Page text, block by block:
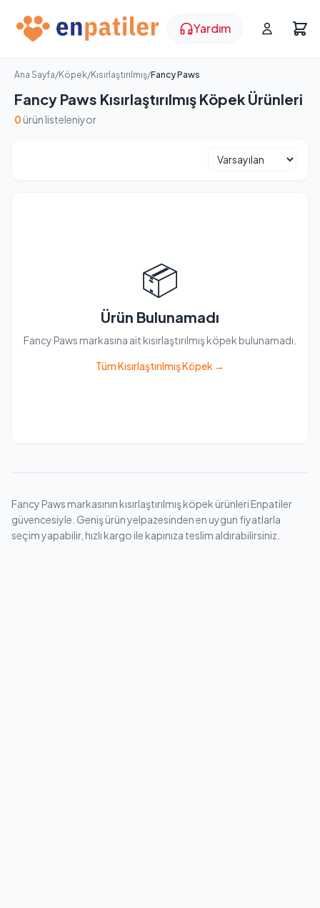
Yardım
Ana Sayfa/Köpek/Kısırlaştırılmış/Fancy Paws
Fancy Paws Kısırlaştırılmış Köpek Ürünleri
0 ürün listeleniyor
📦
Ürün Bulunamadı
Fancy Paws markasına ait kısırlaştırılmış köpek bulunamadı.
Tüm Kısırlaştırılmış Köpek →
Fancy Paws markasının kısırlaştırılmış köpek ürünleri Enpatiler
güvencesiyle. Geniş ürün yelpazesinden en uygun fiyatlarla
seçim yapabilir, hızlı kargo ile kapınıza teslim aldırabilirsiniz.